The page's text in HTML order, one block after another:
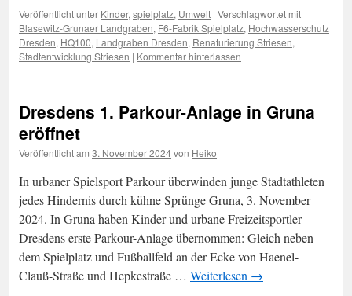
Veröffentlicht unter Kinder, spielplatz, Umwelt | Verschlagwortet mit
Blasewitz-Grunaer Landgraben, F6-Fabrik Spielplatz, Hochwasserschutz
Dresden, HQ100, Landgraben Dresden, Renaturierung Striesen,
Stadtentwicklung Striesen | Kommentar hinterlassen
Dresdens 1. Parkour-Anlage in Gruna
eröffnet
Veröffentlicht am 3. November 2024von Heiko
In urbaner Spielsport Parkour überwinden junge Stadtathleten
jedes Hindernis durch kühne Sprünge Gruna, 3. November
2024. In Gruna haben Kinder und urbane Freizeitsportler
Dresdens erste Parkour-Anlage übernommen: Gleich neben
dem Spielplatz und Fußballfeld an der Ecke von Haenel-
Clauß-Straße und Hepkestraße … Weiterlesen →